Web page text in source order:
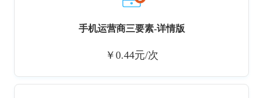
手机运营商三要素-详情版
￥0.44元/次